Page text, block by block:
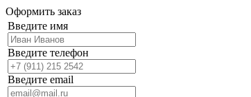
Оформить заказ
Введите имя
Введите телефон
Введите email